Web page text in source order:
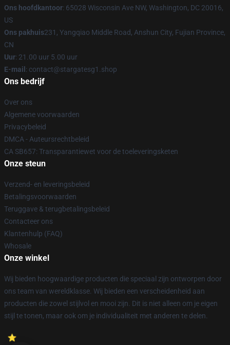
Ons hoofdkantoor: 65028 Wisconsin Ave NW, Washington, DC 20016,
US
Ons pakhuis231, Yangqiao Middle Road, Anshun City, Fujian Province,
CN
Uur: 21.00 uur 5.00 uur
E-mail : contact@stargatesg1.shop
Ons bedrijf
Over ons
Algemene voorwaarden
Privacybeleid
DMCA - Auteursrechtbeleid
CA SB657: Transparantiewet voor de toeleveringsketen
Onze steun
Verzend- en leveringsbeleid
Betalingsvoorwaarden
Teruggave & terugbetalingsbeleid
Contacteer ons
Klantenhulp (FAQ)
Whosale
Onze winkel
Wij bieden hoogwaardige producten die speciaal zijn ontworpen door
ons team van wereldklasse. Wij bieden een verscheidenheid aan
producten die zowel stijlvol en mooi zijn. Dit is niet alleen om je eigen
stijl te tonen, maar ook om je individualiteit met anderen te delen.